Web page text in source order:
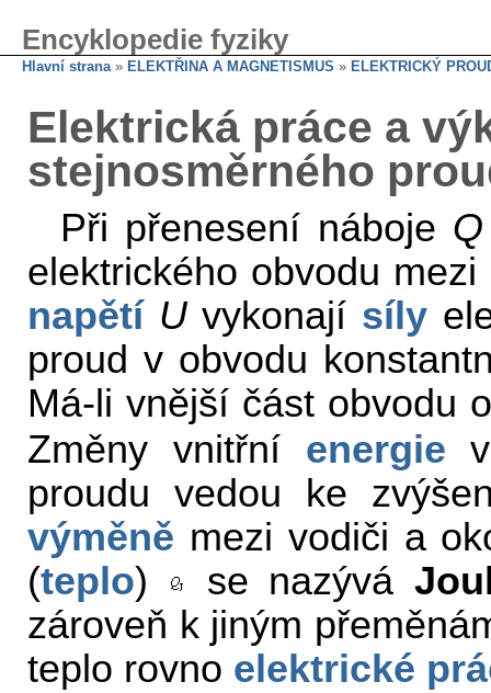
Encyklopedie fyziky
Hlavní strana» ELEKTŘINA A MAGNETISMUS » ELEKTRICKÝ
Elektrická práce a
stejnosměrného
Při přenesení náboje Q
elektrického obvodu
napětí Uvykonají síly
proud v obvodu
Má-li vnější část obvodu
Změny vnitřní energie
proudu vedou ke
výměně mezi vodiči a
(teplo) se nazývá
zároveň k jiným
teplo rovno elektrické